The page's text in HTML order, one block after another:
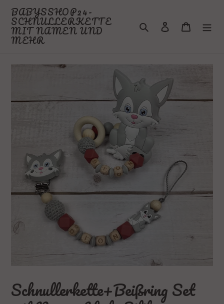
zum
Inhalt
BABYSSHOP24-
SCHNULLERKETTE
MIT NAMEN UND
MEHR
Suchen Einloggen
Schnullerkette+Beißring Set